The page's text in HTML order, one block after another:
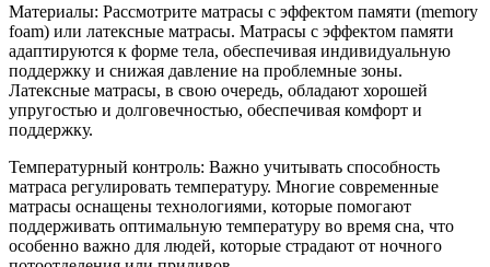
Материалы: Рассмотрите матрасы с эффектом памяти (memory
foam) или латексные матрасы. Матрасы с эффектом памяти
адаптируются к форме тела, обеспечивая индивидуальную
поддержку и снижая давление на проблемные зоны.
Латексные матрасы, в свою очередь, обладают хорошей
упругостью и долговечностью, обеспечивая комфорт и
поддержку.
Температурный контроль: Важно учитывать способность
матраса регулировать температуру. Многие современные
матрасы оснащены технологиями, которые помогают
поддерживать оптимальную температуру во время сна, что
особенно важно для людей, которые страдают от ночного